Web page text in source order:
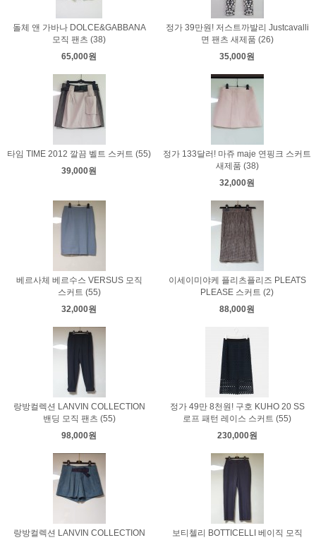
돌체 앤 가바나 DOLCE&GABBANA
모직 팬츠 (38)
65,000원
정가 39만원! 저스트까발리 Justcavalli
면 팬츠 새제품 (26)
35,000원
타임 TIME 2012 깔끔 벨트 스커트 (55)
39,000원
정가 133달러! 마쥬 maje 연핑크 스커트
새제품 (38)
32,000원
베르사체 베르수스 VERSUS 모직
스커트 (55)
32,000원
이세이미야케 플리츠플리즈 PLEATS
PLEASE 스커트 (2)
88,000원
랑방컬렉션 LANVIN COLLECTION
밴딩 모직 팬츠 (55)
98,000원
정가 49만 8천원! 구호 KUHO 20 SS
로프 패턴 레이스 스커트 (55)
230,000원
랑방컬렉션 LANVIN COLLECTION
보티첼리 BOTTICELLI 베이직 모직